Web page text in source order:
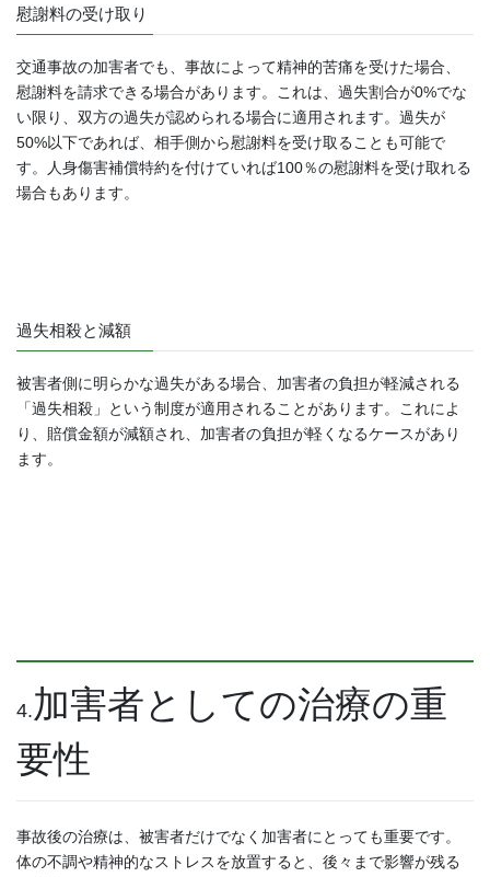
慰謝料の受け取り
交通事故の加害者でも、事故によって精神的苦痛を受けた場合、
慰謝料を請求できる場合があります。これは、過失割合が0%でな
い限り、双方の過失が認められる場合に適用されます。過失が
50%以下であれば、相手側から慰謝料を受け取ることも可能で
す。人身傷害補償特約を付けていれば100％の慰謝料を受け取れる
場合もあります。
過失相殺と減額
被害者側に明らかな過失がある場合、加害者の負担が軽減される
「過失相殺」という制度が適用されることがあります。これによ
り、賠償金額が減額され、加害者の負担が軽くなるケースがあり
ます。
4.加害者としての治療の重
要性
事故後の治療は、被害者だけでなく加害者にとっても重要です。
体の不調や精神的なストレスを放置すると、後々まで影響が残る